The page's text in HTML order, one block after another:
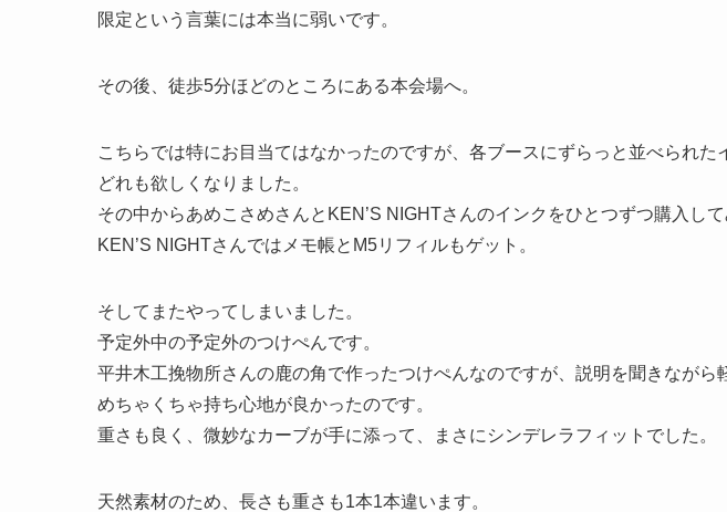
限定という言葉には本当に弱いです。
その後、徒歩5分ほどのところにある本会場へ。
こちらでは特にお目当てはなかったのですが、各ブースにずらっと並べられた
どれも欲しくなりました。
その中からあめこさめさんとKEN’S NIGHTさんのインクをひとつずつ購入して
KEN’S NIGHTさんではメモ帳とM5リフィルもゲット。
そしてまたやってしまいました。
予定外中の予定外のつけぺんです。
平井木工挽物所さんの鹿の角で作ったつけぺんなのですが、説明を聞きなが
めちゃくちゃ持ち心地が良かったのです。
重さも良く、微妙なカーブが手に添って、まさにシンデレラフィットでした。
天然素材のため、長さも重さも1本1本違います。